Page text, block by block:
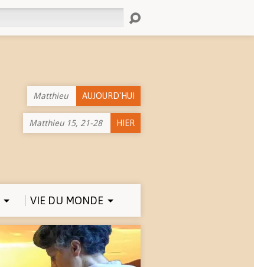
Matthieu AUJOURD'HUI
Matthieu 15, 21-28 HIER
VIE DU MONDE